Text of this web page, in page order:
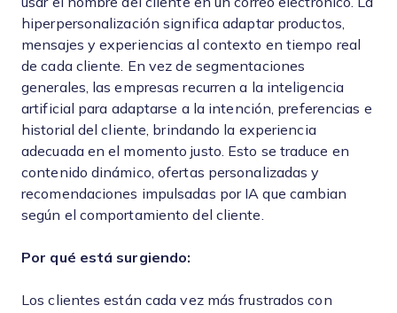
hiperpersonalización significa adaptar productos,
mensajes y experiencias al contexto en tiempo real
de cada cliente. En vez de segmentaciones
generales, las empresas recurren a la inteligencia
artificial para adaptarse a la intención, preferencias e
historial del cliente, brindando la experiencia
adecuada en el momento justo. Esto se traduce en
contenido dinámico, ofertas personalizadas y
recomendaciones impulsadas por IA que cambian
según el comportamiento del cliente.
Por qué está surgiendo:
Los clientes están cada vez más frustrados con